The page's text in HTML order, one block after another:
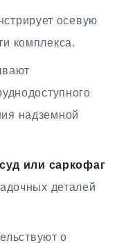
осевую
комплекса.
надземной
или саркофаг
деталей
о